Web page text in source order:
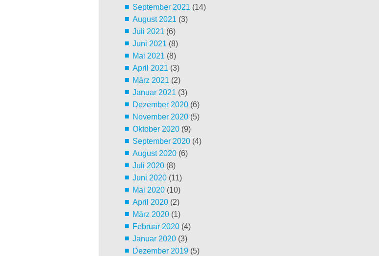
September 2021 (14)
August 2021 (3)
Juli 2021 (6)
Juni 2021 (8)
Mai 2021 (8)
April 2021 (3)
März 2021 (2)
Januar 2021 (3)
Dezember 2020(6)
November 2020(5)
Oktober 2020(9)
September 2020(4)
August 2020(6)
Juli 2020(8)
Juni 2020(11)
Mai 2020(10)
April 2020(2)
März 2020(1)
Februar 2020(4)
Januar 2020(3)
Dezember 2019(5)